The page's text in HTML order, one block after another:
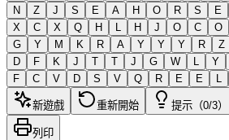
N
Z J S E A H O R S E
X
C X Q H L H J O C O
G
Y M K R A Y Y Y R Z
D
F K J T T J G W L Y
F
C V D S V Q R E E L
新遊戲 重新開始 提示（0/3）
列印